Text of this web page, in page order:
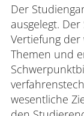
Der
ausgelegt.
Vertiefung
Themen und
wesentliche